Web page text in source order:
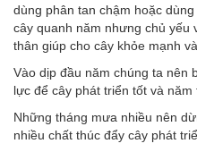
dùng phân tan chậm hoặc
cây quanh năm nhưng chủ yếu
thân giúp cho cây khỏe mạnh
Vào dịp đầu năm chúng ta nên
lực để cây phát triển tốt và năm
Những tháng mưa nhiều nên
nhiều chất thúc đẩy cây phát